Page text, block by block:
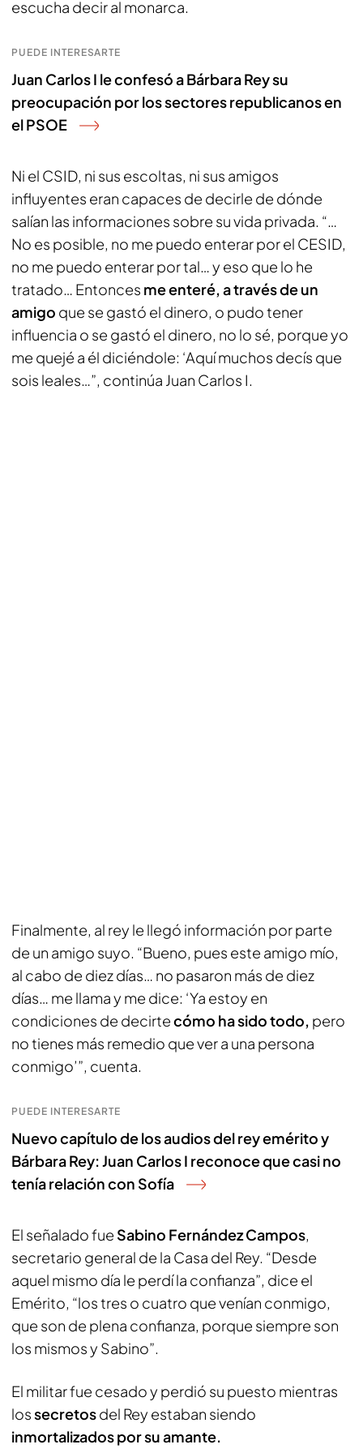
escucha decir al monarca.
PUEDE INTERESARTE
Juan Carlos I le confesó a Bárbara Rey su
preocupación por los sectores republicanos en
el PSOE
Ni el CSID, ni sus escoltas, ni sus amigos
influyentes eran capaces de decirle de dónde
salían las informaciones sobre su vida privada. “…
No es posible, no me puedo enterar por el CESID,
no me puedo enterar por tal… y eso que lo he
tratado… Entonces me enteré, a través de un
amigo que se gastó el dinero, o pudo tener
influencia o se gastó el dinero, no lo sé, porque yo
me quejé a él diciéndole: ‘Aquí muchos decís que
sois leales…”, continúa Juan Carlos I.
Finalmente, al rey le llegó información por parte
de un amigo suyo. “Bueno, pues este amigo mío,
al cabo de diez días… no pasaron más de diez
días… me llama y me dice: ‘Ya estoy en
condiciones de decirtecómo ha sido todo, pero
no tienes más remedio que ver a una persona
conmigo’”, cuenta.
PUEDE INTERESARTE
Nuevo capítulo de los audios del rey emérito y
Bárbara Rey: Juan Carlos I reconoce que casi no
tenía relación con Sofía
El señalado fue Sabino Fernández Campos,
secretario general de la Casa del Rey. “Desde
aquel mismo día le perdí la confianza”, dice el
Emérito, “los tres o cuatro que venían conmigo,
que son de plena confianza, porque siempre son
los mismos y Sabino”.
El militar fue cesado y perdió su puesto mientras
lossecretosdel Rey estaban siendo
inmortalizados por su amante.